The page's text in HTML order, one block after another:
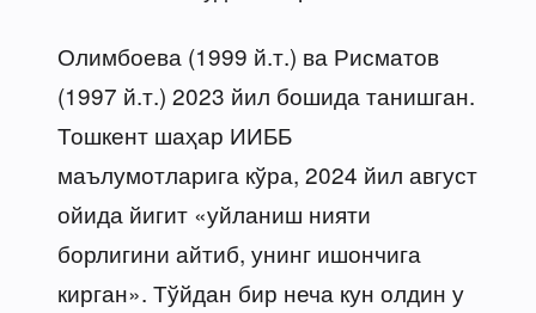
Олимбоева (1999 й.т.) ва Рисматов
(1997 й.т.) 2023 йил бошида танишган.
Тошкент шаҳар ИИББ
маълумотларига кўра, 2024 йил август
ойида йигит «уйланиш нияти
борлигини айтиб, унинг ишончига
кирган». Тўйдан бир неча кун олдин у